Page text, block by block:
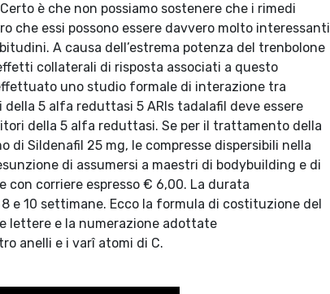
è che non possiamo sostenere che i rimedi
che essi possono essere davvero molto interessanti
A causa dell’estrema potenza del trenbolone
collaterali di risposta associati a questo
uno studio formale di interazione tra
5 alfa reduttasi 5 ARIs tadalafil deve essere
della 5 alfa reduttasi. Se per il trattamento della
Sildenafil 25 mg, le compresse dispersibili nella
di assumersi a maestri di bodybuilding e di
con corriere espresso € 6,00. La durata
e 10 settimane. Ecco la formula di costituzione del
lettere e la numerazione adottate
anelli e i varî atomi di C.